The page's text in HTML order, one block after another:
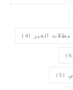
مظلات الخبر (4)
(5)